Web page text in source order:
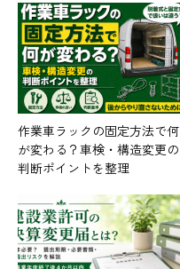
作業車ラックの固定方法で何
が変わる？車検・構造変更の
判断ポイントを整理